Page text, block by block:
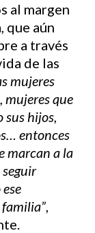
al margen
que aún
a través
de las
mujeres
mujeres que
sus hijos,
entonces
marcan a la
,